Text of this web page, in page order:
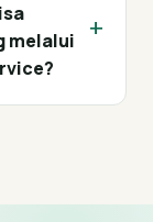
melalui
+